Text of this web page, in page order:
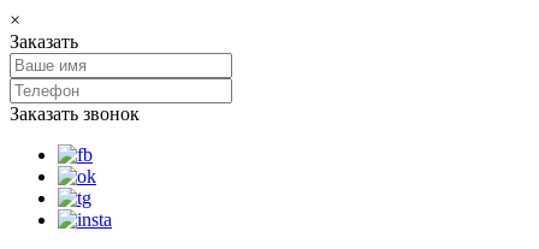
×
Заказать
Заказать звонок